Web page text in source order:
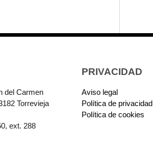
del Carmen
Torrevieja
ext. 288
PRIVACIDAD
Aviso legal
Política de privacidad
Política de cookies